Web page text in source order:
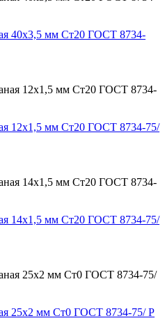
40х3,5 мм Ст20 ГОСТ 8734-
12х1,5 мм Ст20 ГОСТ 8734-75/
14х1,5 мм Ст20 ГОСТ 8734-75/
25х2 мм Ст0 ГОСТ 8734-75/ Р